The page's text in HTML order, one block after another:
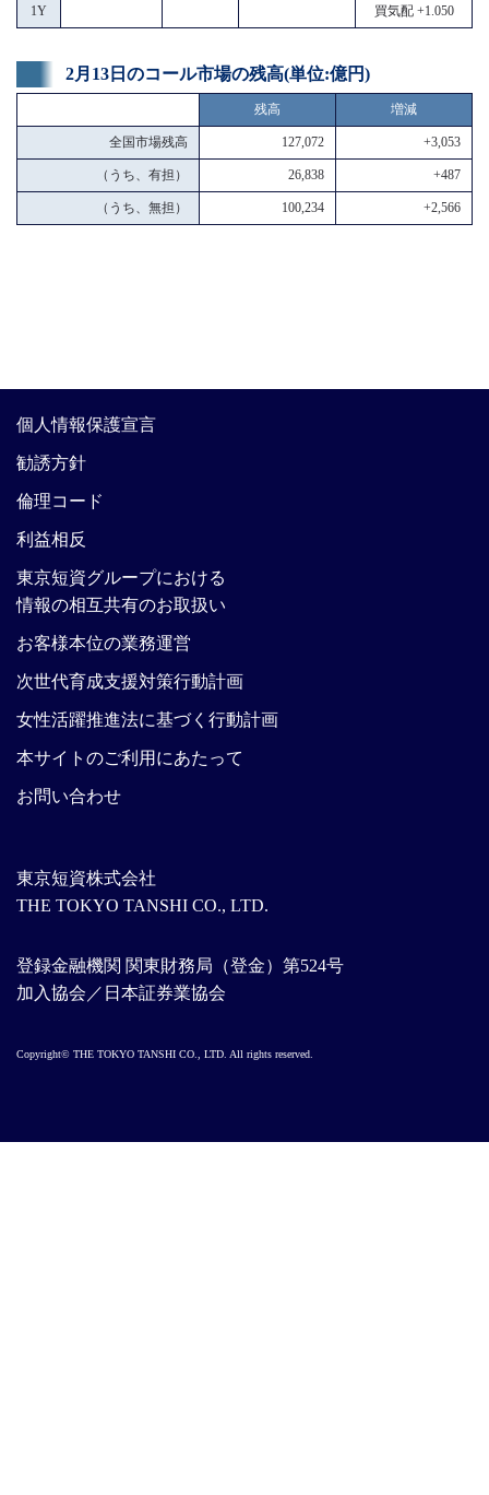
1Y 買気配 +1.050
2月13日のコール市場の残高(単位:億円)
残高 増減
全国市場残高 127,072 +3,053
（うち、有担） 26,838 +487
（うち、無担） 100,234 +2,566
東京短資株式会社
THE TOKYO TANSHI CO., LTD.
登録金融機関 関東財務局（登金）第524号
加入協会／日本証券業協会
個人情報保護宣言
勧誘方針
倫理コード
利益相反
東京短資グループにおける
情報の相互共有のお取扱い
お客様本位の業務運営
次世代育成支援対策行動計画
女性活躍推進法に基づく行動計画
本サイトのご利用にあたって
お問い合わせ
Copyright© THE TOKYO TANSHI CO., LTD. All rights reserved.